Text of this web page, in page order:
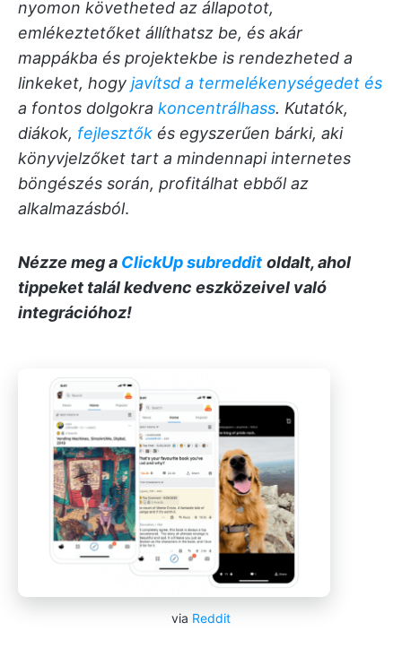
nyomon követheted az állapotot,
emlékeztetőket állíthatsz be, és akár
mappákba és projektekbe is rendezheted a
linkeket, hogy javítsd a termelékenységedet és
a fontos dolgokra koncentrálhass. Kutatók,
diákok, fejlesztők és egyszerűen bárki, aki
könyvjelzőket tart a mindennapi internetes
böngészés során, profitálhat ebből az
alkalmazásból.
Nézze meg a ClickUp subreddit oldalt, ahol
tippeket talál kedvenc eszközeivel való
integrációhoz!
via Reddit